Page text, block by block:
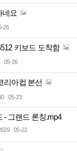
네요
26
키보드 도착함
05-26
리아컵 본선
05-23
- 그랜드 론칭.mp4
05-22